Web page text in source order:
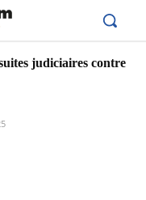
judiciaires contre